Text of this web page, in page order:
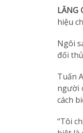
LĂNG
hiệu
Ngôi
đối
Tuấn
người
cách
“Tôi